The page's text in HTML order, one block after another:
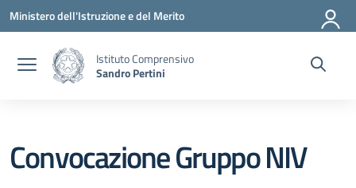
Vai ai contenuti
Vai al menu di navigazione
Vai al footer
Ministero dell'Istruzione e del Merito
Istituto Comprensivo
Sandro Pertini
Convocazione Gruppo NIV